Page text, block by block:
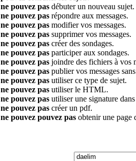
ne pouvez pas débuter un nouveau sujet.
ne pouvez pas répondre aux messages.
ne pouvez pas modifier vos messages.
ne pouvez pas supprimer vos messages.
ne pouvez pas créer des sondages.
ne pouvez pas participer aux sondages.
ne pouvez pas joindre des fichiers à vos
ne pouvez pas publier vos messages
ne pouvez pas utiliser ce type de sujet.
ne pouvez pas utiliser le HTML.
ne pouvez pas utiliser une signature
ne pouvez pas créer un pdf.
ne pouvez pouvez pas obtenir une page